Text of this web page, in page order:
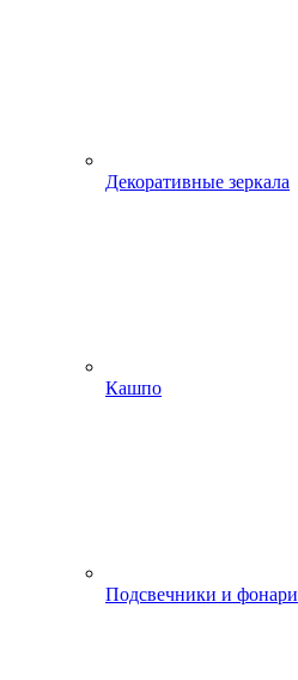
Декоративные зеркала
Кашпо
Подсвечники и фонари